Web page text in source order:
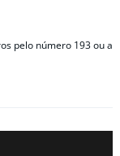
pelo número 193 ou a